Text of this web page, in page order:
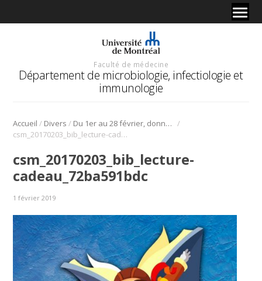
Faculté de médecine
Département de microbiologie, infectiologie et
immunologie
Accueil / Divers / Du 1er au 28 février, donnez la lecture en cadeau! /
csm_20170203_bib_lecture-cadeau_72ba591bdc
csm_20170203_bib_lecture-
cadeau_72ba591bdc
1 février 2019